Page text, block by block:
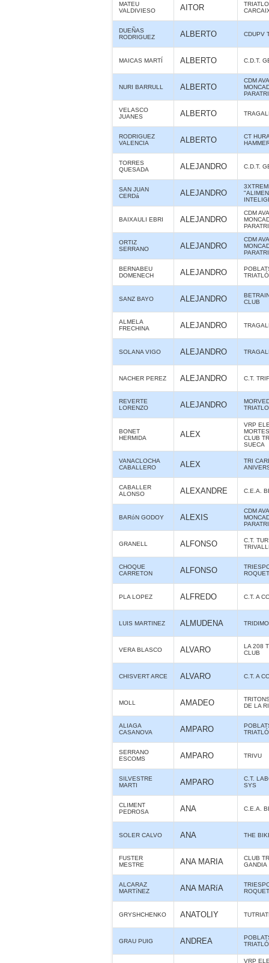
MATEU
VALDIVIESO
AITOR
TRIATLO
DUEÑAS
RODRIGUEZ
ALBERTO CDUPV
MAICAS MARTÍ ALBERTO C.D.T.
NURI BARRULL ALBERTO
CDM
VELASCO
JUANES
ALBERTO
RODRIGUEZ
VALENCIA
ALBERTO
CT
TORRES
QUESADA
ALEJANDRO C.D.T.
SAN JUAN
CERDá
ALEJANDRO
BAIXAULI EBRI ALEJANDRO
CDM
ORTIZ
SERRANO
ALEJANDRO
CDM
BERNABEU
DOMENECH
ALEJANDRO
TRIATLÓ
SANZ BAYO ALEJANDRO
CLUB
ALMELA
FRECHINA
ALEJANDRO
SOLANA VIGO ALEJANDRO
NACHER PEREZ ALEJANDRO C.T.
REVERTE
LORENZO
ALEJANDRO
BONET
HERMIDA
ALEX
VRP
CLUB
SUECA
VANACLOCHA
CABALLERO
ALEX
TRI
CABALLER
ALONSO
ALEXANDRE C.E.A.
BARóN GODOY ALEXIS
CDM
GRANELL ALFONSO
C.T.
CHOQUE
CARRETON
ALFONSO
PLA LOPEZ ALFREDO C.T. A
LUIS MARTINEZ ALMUDENA
VERA BLASCO ALVARO
LA 208
CLUB
CHISVERT ARCE ALVARO C.T. A
MOLL AMADEO
DE LA
ALIAGA
CASANOVA
AMPARO
TRIATLÓ
SERRANO
ESCOMS
AMPARO TRIVU
SILVESTRE
MARTI
AMPARO
C.T.
SYS
CLIMENT
PEDROSA
ANA C.E.A.
SOLER CALVO ANA THE
FUSTER
MESTRE
ANA MARIA
CLUB
GANDIA
ALCARAZ
MARTíNEZ
ANA MARíA
GRYSHCHENKO ANATOLIY
GRAU PUIG ANDREA
TRIATLÓ
VRP